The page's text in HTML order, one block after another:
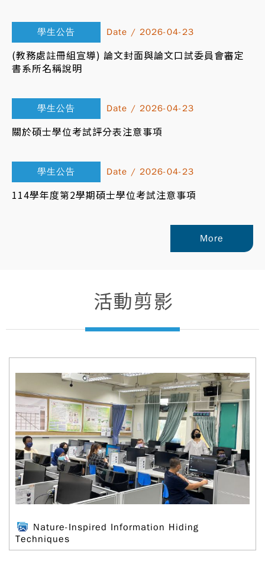
學生公告 Date / 2026-04-23
(教務處註冊組宣導) 論文封面與論文口試委員會審定
書系所名稱說明
學生公告 Date / 2026-04-23
關於碩士學位考試評分表注意事項
學生公告 Date / 2026-04-23
114學年度第2學期碩士學位考試注意事項
More
活動剪影
Nature-Inspired Information Hiding
Techniques